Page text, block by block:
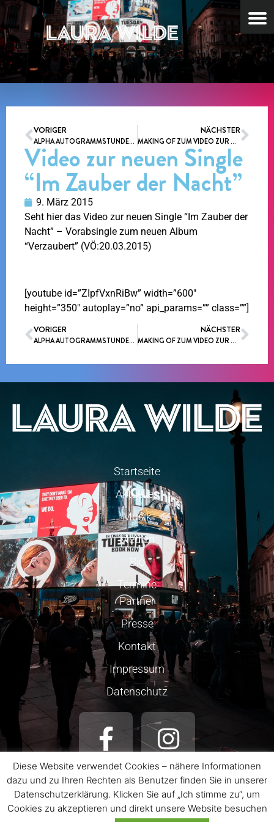
VORIGER
ALPHA AUTOGRAMMSTUNDENTOUR ZUM NEUEN ALBUM “VERZAUBERT” (VÖ:20.03.2015)
NÄCHSTER
MAKING OF ZUM VIDEO ZUR NEUEN SINGLE “IM ZAUBER DER NACHT”
Video zur neuen Single
“Im Zauber der Nacht”
9. März 2015
Seht hier das Video zur neuen Single “Im Zauber der
Nacht” – Vorabsingle zum neuen Album
“Verzaubert” (VÖ:20.03.2015)
[youtube id=”ZIpfVxnRiBw” width=”600″
height=”350″ autoplay=”no” api_params=”” class=””]
VORIGER
ALPHA AUTOGRAMMSTUNDENTOUR ZUM NEUEN ALBUM “VERZAUBERT” (VÖ:20.03.2015)
NÄCHSTER
MAKING OF ZUM VIDEO ZUR NEUEN SINGLE “IM ZAUBER DER NACHT”
Startseite
Aktuelles
Musik
Medien
Bio
Termine
Partner
Presse
Kontakt
Impressum
Datenschutz
© 2026 LAURA WILDE
Diese Website verwendet Cookies – nähere Informationen
dazu und zu Ihren Rechten als Benutzer finden Sie in unserer
Datenschutzerklärung. Klicken Sie auf „Ich stimme zu“, um
Cookies zu akzeptieren und direkt unsere Website besuchen